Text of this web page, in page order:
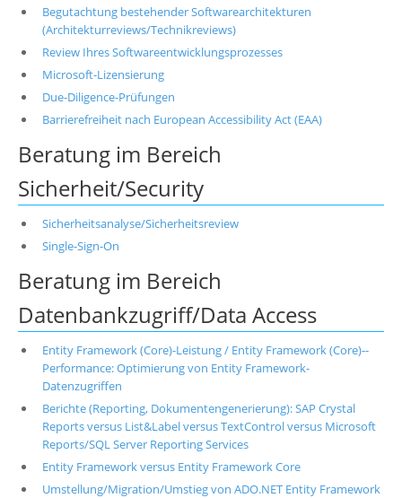
Begutachtung bestehender Softwarearchitekturen
(Architekturreviews/Technikreviews)
Review Ihres Softwareentwicklungsprozesses
Microsoft-Lizensierung
Due-Diligence-Prüfungen
Barrierefreiheit nach European Accessibility Act (EAA)
Beratung im Bereich
Sicherheit/Security
Sicherheitsanalyse/Sicherheitsreview
Single-Sign-On
Beratung im Bereich
Datenbankzugriff/Data Access
Entity Framework (Core)-Leistung / Entity Framework (Core)--
Performance: Optimierung von Entity Framework-
Datenzugriffen
Berichte (Reporting, Dokumentengenerierung): SAP Crystal
Reports versus List&Label versus TextControl versus Microsoft
Reports/SQL Server Reporting Services
Entity Framework versus Entity Framework Core
Umstellung/Migration/Umstieg von ADO.NET Entity Framework